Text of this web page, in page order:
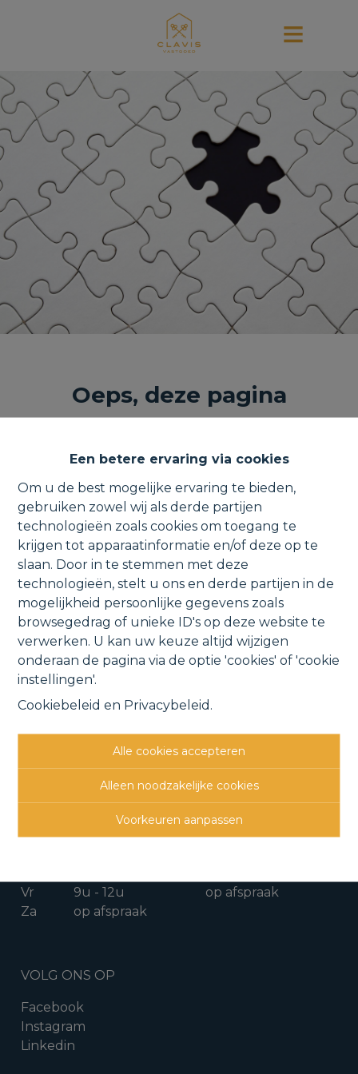
Een betere ervaring via cookies
Om u de best mogelijke ervaring te bieden,
gebruiken zowel wij als derde partijen
technologieën zoals cookies om toegang te
krijgen tot apparaatinformatie en/of deze op te
slaan. Door in te stemmen met deze
technologieën, stelt u ons en derde partijen in de
mogelijkheid persoonlijke gegevens zoals
browsegedrag of unieke ID's op deze website te
verwerken. U kan uw keuze altijd wijzigen
onderaan de pagina via de optie 'cookies' of 'cookie
instellingen'.
Cookiebeleid en Privacybeleid.
Alle cookies accepteren
Alleen noodzakelijke cookies
Voorkeuren aanpassen
Oeps, deze pagina
Te koop Te huur
CONTACTGEGEVENS
Verbindingsweg 41
1880 Kapelle-o/d-Bos
info@clavisvastgoed.be
OPENINGSUREN
9u - 12u
13u - 17u
Di
9u - 12u
13u - 17u
Vr
9u - 12u
op afspraak
Za
op afspraak
VOLG ONS OP
Facebook
Instagram
Linkedin